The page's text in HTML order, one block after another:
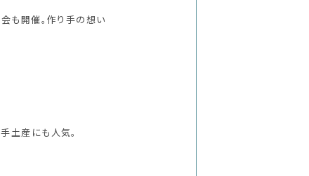
も開催。作り手の想い
土産にも人気。